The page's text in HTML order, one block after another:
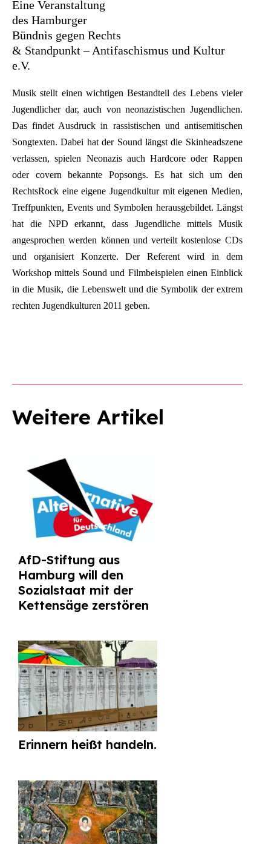
Eine Veranstaltung
des Hamburger
Bündnis gegen Rechts
& Standpunkt – Antifaschismus und Kultur
e.V.
Musik stellt einen wichtigen Bestandteil des Lebens vieler
Jugendlicher dar, auch von neonazistischen Jugendlichen.
Das findet Ausdruck in rassistischen und antisemitischen
Songtexten. Dabei hat der Sound längst die Skinheadszene
verlassen, spielen Neonazis auch Hardcore oder Rappen
oder covern bekannte Popsongs. Es hat sich um den
RechtsRock eine eigene Jugendkultur mit eigenen Medien,
Treffpunkten, Events und Symbolen herausgebildet. Längst
hat die NPD erkannt, dass Jugendliche mittels Musik
angesprochen werden können und verteilt kostenlose CDs
und organisiert Konzerte. Der Referent wird in dem
Workshop mittels Sound und Filmbeispielen einen Einblick
in die Musik, die Lebenswelt und die Symbolik der extrem
rechten Jugendkulturen 2011 geben.
Weitere Artikel
AfD-Stiftung aus
Hamburg will den
Sozialstaat mit der
Kettensäge zerstören
Erinnern heißt handeln.